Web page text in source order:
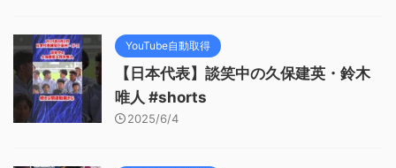
YouTube自動取得
【日本代表】談笑中の久保建英・鈴木
唯人 #shorts
2025/6/4